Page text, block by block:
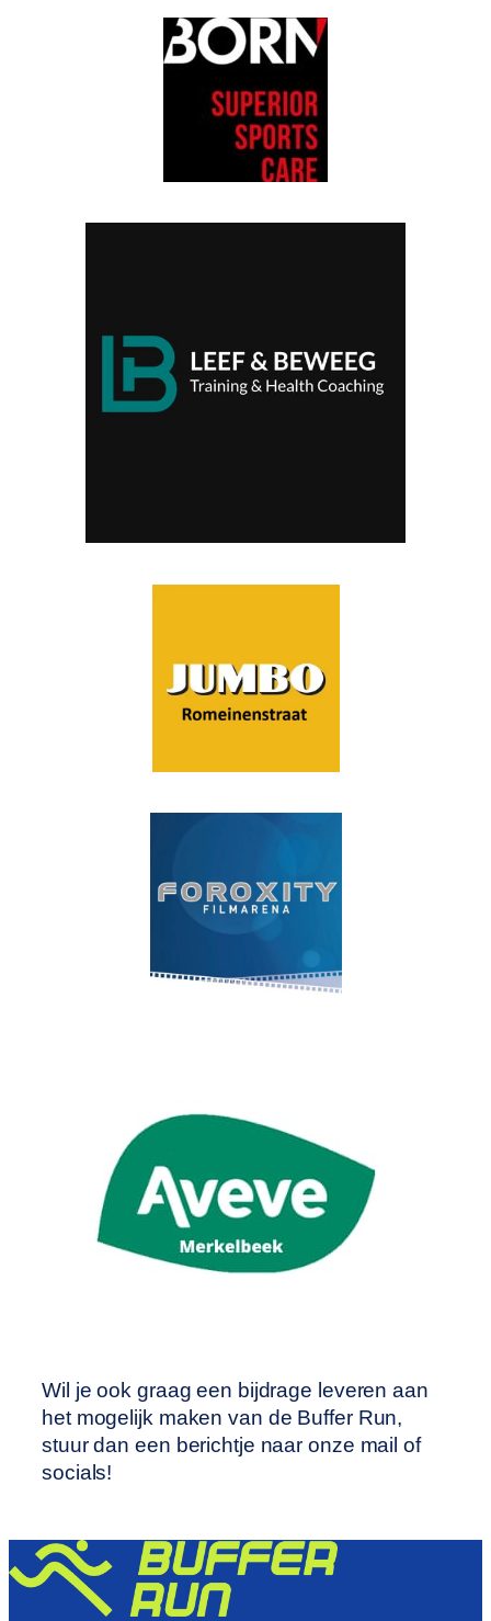
Wil je ook graag een bijdrage leveren aan
het mogelijk maken van de Buffer Run,
stuur dan een berichtje naar onze mail of
socials!